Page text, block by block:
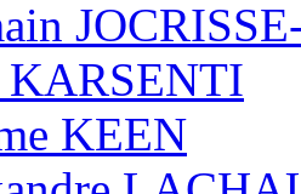
KARSENTI
KEEN